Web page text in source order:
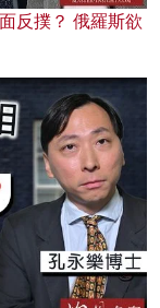
反撲？ 俄羅斯欲